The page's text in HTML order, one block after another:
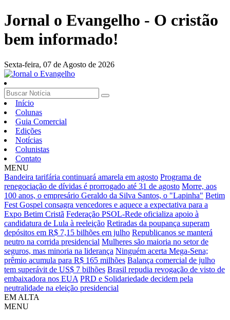
Jornal o Evangelho - O cristão
bem informado!
Sexta-feira, 07 de Agosto de 2026
Início
Colunas
Guia Comercial
Edições
Notícias
Colunistas
Contato
MENU
Bandeira tarifária continuará amarela em agosto Programa de
renegociação de dívidas é prorrogado até 31 de agosto Morre, aos
100 anos, o empresário Geraldo da Silva Santos, o "Lapinha" Betim
Fest Gospel consagra vencedores e aquece a expectativa para a
Expo Betim Cristã Federação PSOL-Rede oficializa apoio à
candidatura de Lula à reeleição Retiradas da poupança superam
depósitos em R$ 7,15 bilhões em julho Republicanos se manterá
neutro na corrida presidencial Mulheres são maioria no setor de
seguros, mas minoria na liderança Ninguém acerta Mega-Sena;
prêmio acumula para R$ 165 milhões Balança comercial de julho
tem superávit de US$ 7 bilhões Brasil repudia revogação de visto de
embaixadora nos EUA PRD e Solidariedade decidem pela
neutralidade na eleição presidencial
EM ALTA
MENU